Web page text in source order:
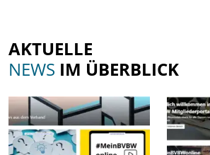
AKTUELLE
NEWS IM ÜBERBLICK